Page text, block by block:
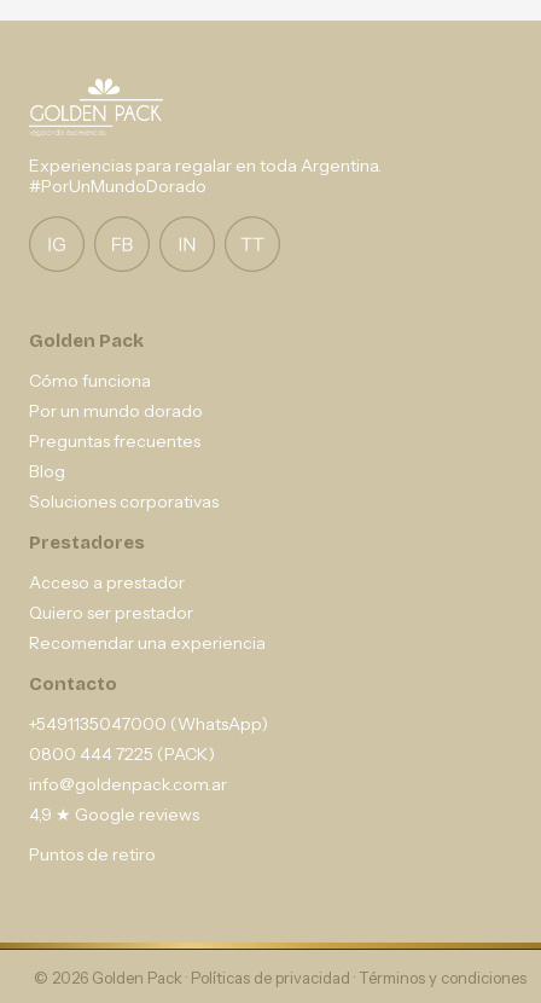
Experiencias para regalar en toda Argentina.
#PorUnMundoDorado
Golden Pack
Cómo funciona
Por un mundo dorado
Preguntas frecuentes
Blog
Soluciones corporativas
Prestadores
Acceso a prestador
Quiero ser prestador
Recomendar una experiencia
Contacto
+5491135047000 (WhatsApp)
0800 444 7225 (PACK)
info@goldenpack.com.ar
4,9 ★ Google reviews
Puntos de retiro
© 2026 Golden Pack · Políticas de privacidad · Términos y condiciones